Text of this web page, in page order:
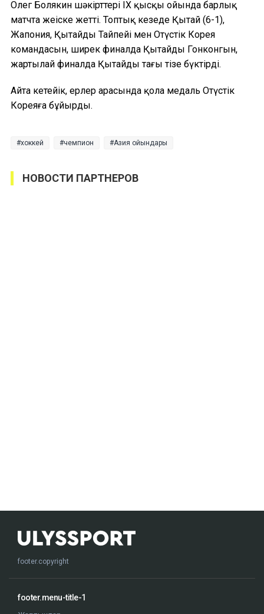
Олег Болякин шәкірттері IX қысқы ойында барлық
матчта жеңіске жетті. Топтық кезеңде Қытай (6-1),
Жапония, Қытайдың Тайпейі мен Оңтүстік Корея
командасын, ширек финалда Қытайдың Гонконгын,
жартылай финалда Қытайды тағы тізе бүктірді.
Айта кетейік, ерлер арасында қола медаль Оңтүстік
Кореяға бұйырды.
хоккей чемпион Азия ойындары
НОВОСТИ ПАРТНЕРОВ
footer.copyright
footer.menu-title-1